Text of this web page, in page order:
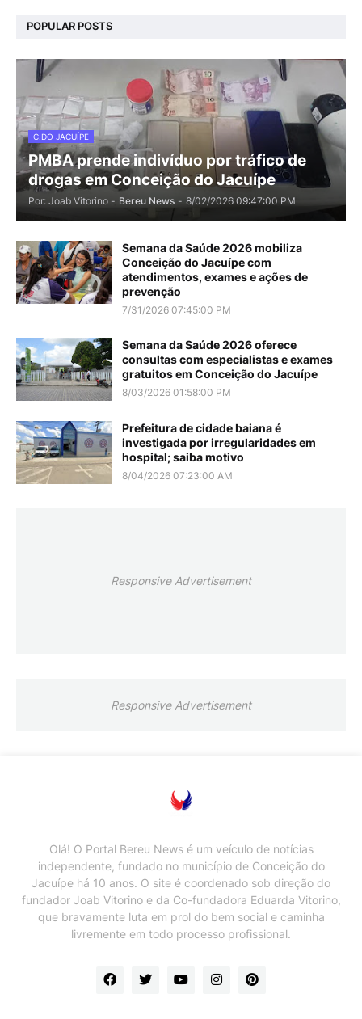
POPULAR POSTS
C.DO JACUÍPE
PMBA prende indivíduo por tráfico de
drogas em Conceição do Jacuípe
Por: Joab Vitorino - Bereu News - 8/02/2026 09:47:00 PM
Semana da Saúde 2026 mobiliza
Conceição do Jacuípe com
atendimentos, exames e ações de
prevenção
7/31/2026 07:45:00 PM
Semana da Saúde 2026 oferece
consultas com especialistas e exames
gratuitos em Conceição do Jacuípe
8/03/2026 01:58:00 PM
Prefeitura de cidade baiana é
investigada por irregularidades em
hospital; saiba motivo
8/04/2026 07:23:00 AM
Responsive Advertisement
Responsive Advertisement
Olá! O Portal Bereu News é um veículo de notícias
independente, fundado no município de Conceição do
Jacuípe há 10 anos. O site é coordenado sob direção do
fundador Joab Vitorino e da Co-fundadora Eduarda Vitorino,
que bravamente luta em prol do bem social e caminha
livremente em todo processo profissional.